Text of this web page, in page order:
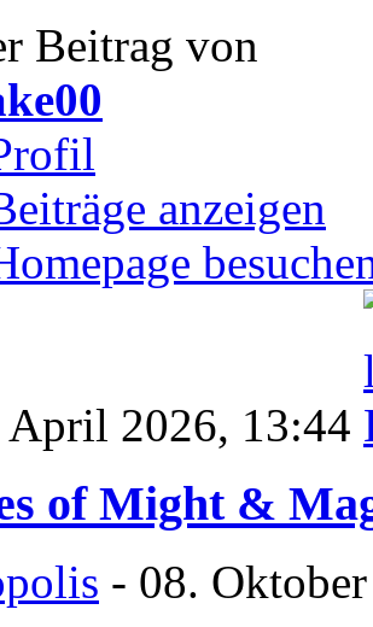
Beitrag von
anzeigen
April 2026, 13:44
of Might &
- 08.